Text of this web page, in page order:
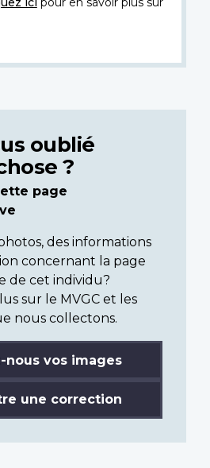
oublié
?
page
des informations
concernant la page
de cet individu?
sur le MVGC et les
nous collectons.
nous vos images
une correction